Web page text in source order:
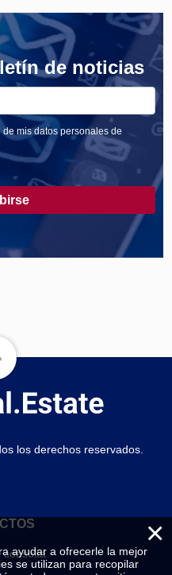
de noticias
mis datos personales de
los derechos reservados.
consulta
×
ayudar a ofrecerle la mejor
se utilizan para recopilar